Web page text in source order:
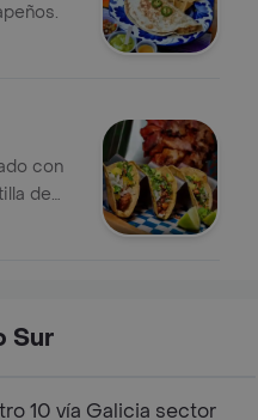
con
de
Sur
10 vía Galicia sector